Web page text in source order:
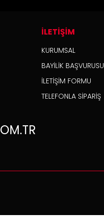
İLETİŞİM
KURUMSAL
BAYİLİK BAŞVURUSU
İLETİŞİM FORMU
TELEFONLA SİPARİŞ